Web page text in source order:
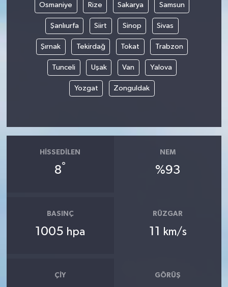
Osmaniye Rize Sakarya Samsun
Şanlıurfa Siirt Sinop Sivas
Şırnak Tekirdağ Tokat Trabzon
Tunceli Uşak Van Yalova
Yozgat Zonguldak
HISSEDILEN
8°
NEM
%93
BASINÇ
1005 hpa
RÜZGAR
11 km/s
ÇIY GÖRÜŞ